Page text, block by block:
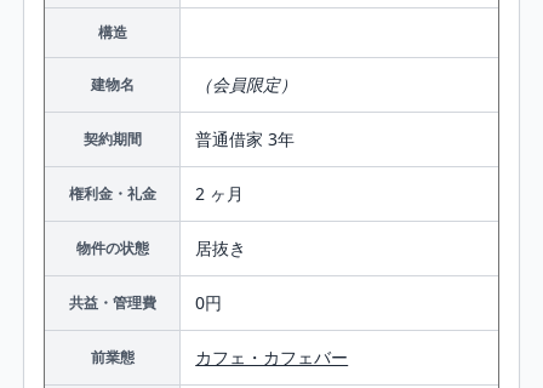
構造
建物名 （会員限定）
契約期間 普通借家 3年
権利金・礼金 2 ヶ月
物件の状態 居抜き
共益・管理費 0円
前業態 カフェ・カフェバー